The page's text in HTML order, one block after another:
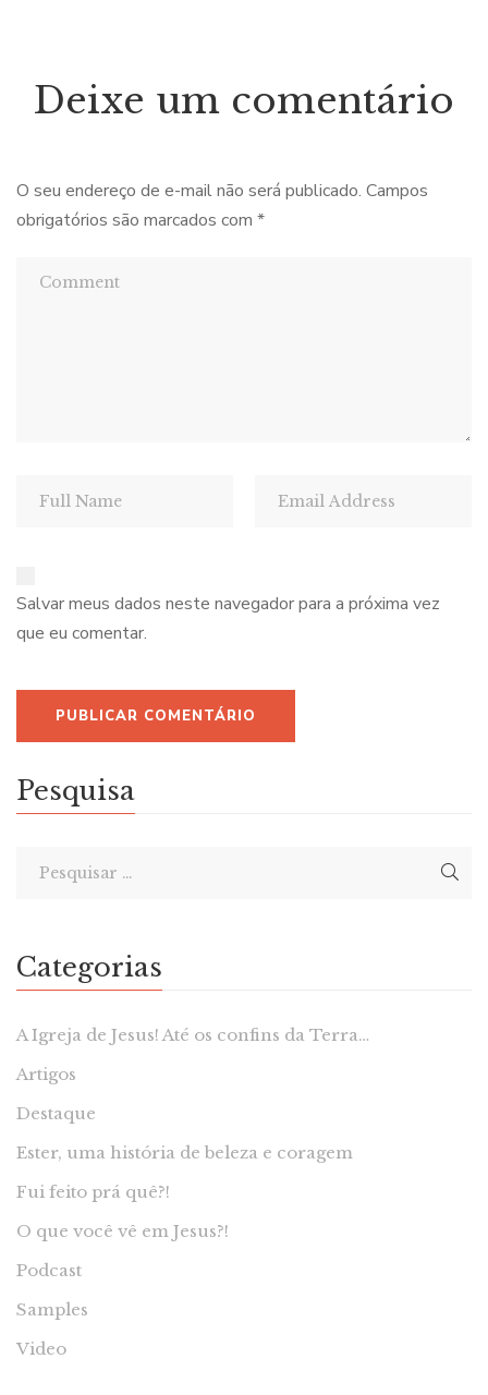
Deixe um comentário
O seu endereço de e-mail não será publicado. Campos
obrigatórios são marcados com *
Salvar meus dados neste navegador para a próxima vez
que eu comentar.
Pesquisa
Categorias
A Igreja de Jesus! Até os confins da Terra…
Artigos
Destaque
Ester, uma história de beleza e coragem
Fui feito prá quê?!
O que você vê em Jesus?!
Podcast
Samples
Video